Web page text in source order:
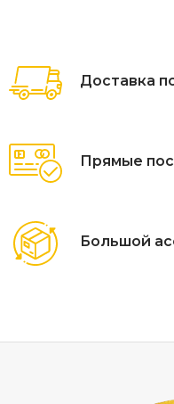
Доставка
Прямые
Большой